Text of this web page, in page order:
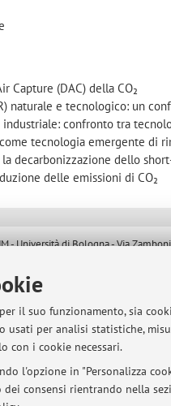
il suo funzionamento, sia
per analisi statistiche,
con i cookie necessari.
l'opzione in "Personalizza
consensi rientrando nella
Capture (DAC) della CO₂
naturale e tecnologico: un
industriale: confronto tra
tecnologia emergente di
la decarbonizzazione dello
delle emissioni di CO₂
- Università di Bologna - Via